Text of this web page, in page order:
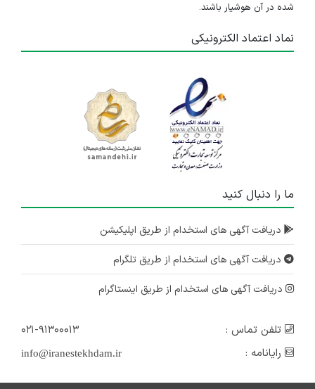
شده در آن هوشیار باشند.
نماد اعتماد الکترونیکی
ما را دنبال کنید
دریافت آگهی های استخدام از طریق اپلیکیشن
دریافت آگهی های استخدام از طریق تلگرام
دریافت آگهی های استخدام از طریق اینستاگرام
تلفن تماس :
۰۲۱-۹۱۳۰۰۰۱۳
رایانامه :
info@iranestekhdam.ir